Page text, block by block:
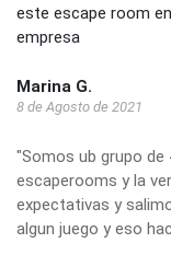
este escape room
empresa
Marina G.
8 de Agosto de 2021
"Somos ub grupo
escaperooms y la
expectativas y
algun juego y eso